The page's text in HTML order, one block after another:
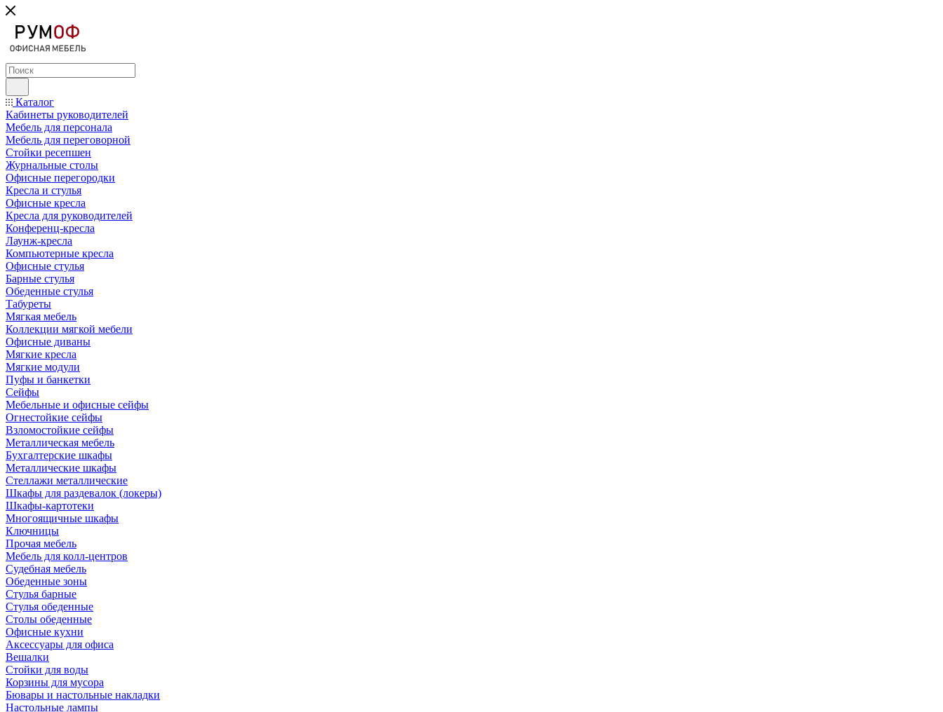
Каталог
Кабинеты руководителей
Мебель для персонала
Мебель для переговорной
Стойки ресепшен
Журнальные столы
Офисные перегородки
Кресла и стулья
Офисные кресла
Кресла для руководителей
Конференц-кресла
Лаунж-кресла
Компьютерные кресла
Офисные стулья
Барные стулья
Обеденные стулья
Табуреты
Мягкая мебель
Коллекции мягкой мебели
Офисные диваны
Мягкие кресла
Мягкие модули
Пуфы и банкетки
Сейфы
Мебельные и офисные сейфы
Огнестойкие сейфы
Взломостойкие сейфы
Металлическая мебель
Бухгалтерские шкафы
Металлические шкафы
Стеллажи металлические
Шкафы для раздевалок (локеры)
Шкафы-картотеки
Многоящичные шкафы
Ключницы
Прочая мебель
Мебель для колл-центров
Судебная мебель
Обеденные зоны
Стулья барные
Стулья обеденные
Столы обеденные
Офисные кухни
Аксессуары для офиса
Вешалки
Стойки для воды
Корзины для мусора
Бювары и настольные накладки
Настольные лампы